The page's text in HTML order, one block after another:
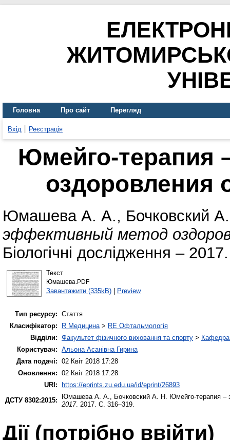
Головна Про сайт Перегляд
Вхід Реєстрація
Юмейго-терапия
оздоровления
Юмашева А. А., Бочковский
эффективный метод
Біологічні дослідження –
Текст
Юмашева.PDF
Завантажити (335kB)| Preview
Тип ресурсу: Стаття
Класифікатор:
R Медицина> RЕ Офтальмологія
Відділи: Факультет фізичного виховання та спорту > Кафедра
Користувач: Альона Асанівна Гирина
Дата подачі: 02 Квіт 2018 17:28
Оновлення: 02 Квіт 2018 17:28
URI:
https://eprints.zu.edu.ua/id/eprint/26893
ДСТУ 8302:2015:
Юмашева А. А., Бочковский А. Н. Юмейго-терапия –
2017. 2017. С. 316–319.
Дії ​​(потрібно ввійти)